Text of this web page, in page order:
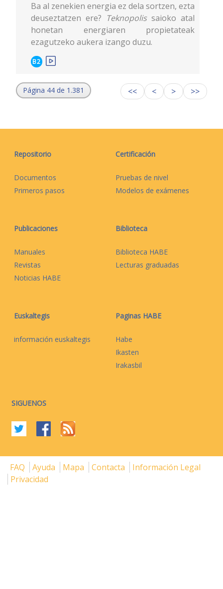
Ba al zenekien energia ez dela sortzen, ezta
deuseztatzen ere? Teknopolissaioko atal
honetan energiaren propietateak
ezagutzeko aukera izango duzu.
B2
Página 44 de 1.381 << < > >>
Repositorio
Documentos
Primeros pasos
Certificación
Pruebas de nivel
Modelos de exámenes
Publicaciones
Manuales
Revistas
Noticias HABE
Biblioteca
Biblioteca HABE
Lecturas graduadas
Euskaltegis
información euskaltegis
Paginas HABE
Habe
Ikasten
Irakasbil
SIGUENOS
FAQ Ayuda Mapa Contacta
Información Legal
Privacidad